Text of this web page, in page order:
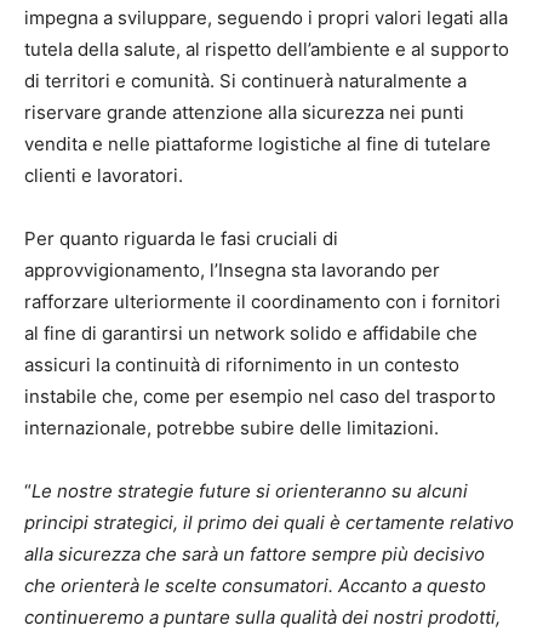
impegna a sviluppare, seguendo i propri valori legati alla
tutela della salute, al rispetto dell’ambiente e al supporto
di territori e comunità. Si continuerà naturalmente a
riservare grande attenzione alla sicurezza nei punti
vendita e nelle piattaforme logistiche al fine di tutelare
clienti e lavoratori.
Per quanto riguarda le fasi cruciali di
approvvigionamento, l’Insegna sta lavorando per
rafforzare ulteriormente il coordinamento con i fornitori
al fine di garantirsi un network solido e affidabile che
assicuri la continuità di rifornimento in un contesto
instabile che, come per esempio nel caso del trasporto
internazionale, potrebbe subire delle limitazioni.
“Le nostre strategie future si orienteranno su alcuni
principi strategici, il primo dei quali è certamente relativo
alla sicurezza che sarà un fattore sempre più decisivo
che orienterà le scelte consumatori. Accanto a questo
continueremo a puntare sulla qualità dei nostri prodotti,